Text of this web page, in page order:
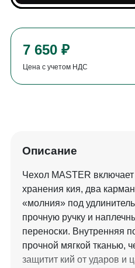
7 650 ₽
Цена с учетом НДС
Описание
Чехол MASTER
хранения кия, два
«молния» под
прочную ручку и
переноски. Внутренняя
прочной мягкой тканью,
защитит кий от ударов и